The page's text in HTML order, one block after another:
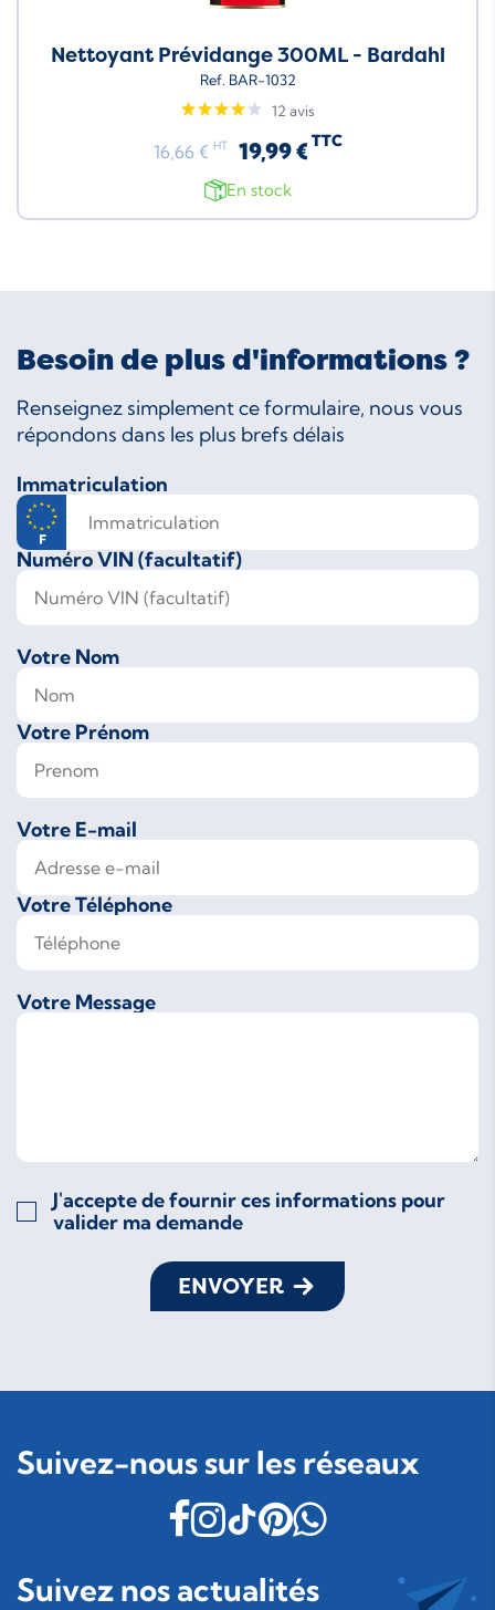
Nettoyant Prévidange 300ML - Bardahl
Ref. BAR-1032
12 avis
16,66 € HT 19,99 € TTC
En stock
Besoin de plus d'informations ?
Renseignez simplement ce formulaire, nous vous
répondons dans les plus brefs délais
Immatriculation
Numéro VIN (facultatif)
Votre Nom
Votre Prénom
Votre E-mail
Votre Téléphone
Votre Message
J'accepte de fournir ces informations pour
valider ma demande
ENVOYER
Suivez-nous sur les réseaux
Suivez nos actualités